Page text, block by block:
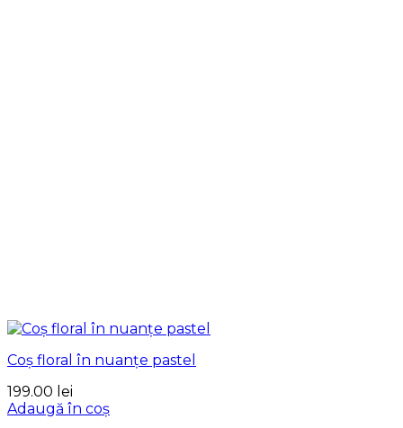
Coș floral în nuanțe pastel
199.00 lei
Adaugă în coș